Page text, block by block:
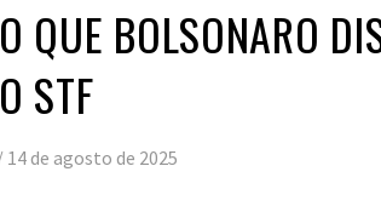
QUE BOLSONARO
STF
14 de agosto de 2025